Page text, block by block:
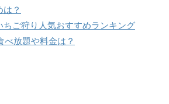
は？
ちご狩り人気おすすめランキング
べ放題や料金は？